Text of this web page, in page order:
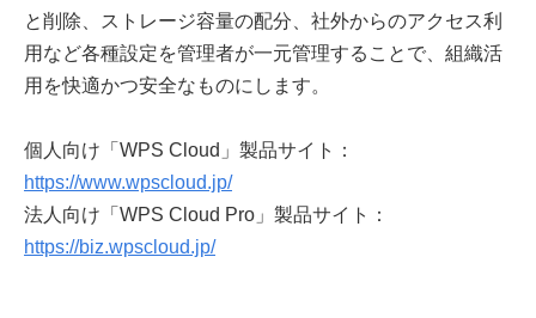
と削除、ストレージ容量の配分、社外からのアクセス利
用など各種設定を管理者が一元管理することで、組織活
用を快適かつ安全なものにします。
個人向け「WPS Cloud」製品サイト：
https://www.wpscloud.jp/
法人向け「WPS Cloud Pro」製品サイト：
https://biz.wpscloud.jp/